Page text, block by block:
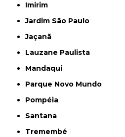
Imirim
Jardim São Paulo
Jaçanã
Lauzane Paulista
Mandaqui
Parque Novo Mundo
Pompéia
Santana
Tremembé